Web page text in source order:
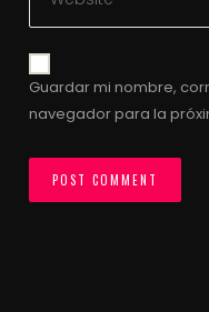
Guardar mi nombre,
navegador para la